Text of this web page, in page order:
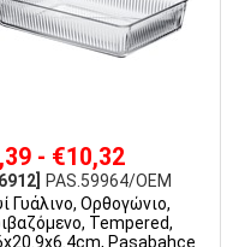
- €10,32
PAS.59964/OEM
Γυάλινο, Ορθογώνιο,
Tempered,
Pasabahce